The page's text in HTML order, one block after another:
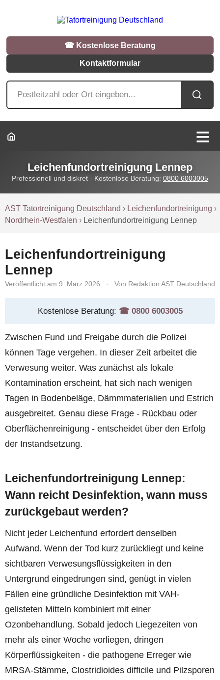
☎︎ Kostenlose Beratung
Kontaktformular
Leichenfundortreinigung Lennep
Professionell und diskret - Kostenlose Beratung: 0800 6003005
AST Tatortreinigung Deutschland › Leichenfundortreinigung ›
Nordrhein-Westfalen › Leichenfundortreinigung Lennep
Leichenfundortreinigung
Lennep
Veröffentlicht am 9. März 2026 · Von Redaktion AST Deutschland
Kostenlose Beratung: ☎︎ 0800 6003005
Zwischen Fund und Freigabe durch die Polizei
können Tage vergehen. In dieser Zeit arbeitet die
Verwesung weiter. Was zunächst als lokale
Kontamination erscheint, hat sich nach wenigen
Tagen in Bodenbeläge, Dämmmaterialien und Estrich
ausgebreitet. Genau diese Frage - Rückbau oder
Oberflächenreinigung - entscheidet über den Erfolg
der Instandsetzung.
Leichenfundortreinigung Lennep:
Wann reicht Desinfektion, wann muss
zurückgebaut werden?
Nicht jeder Leichenfund erfordert denselben
Aufwand. Wenn der Tod kurz zurückliegt und keine
sichtbaren Verwesungsflüssigkeiten in den
Untergrund eingedrungen sind, genügt in vielen
Fällen eine gründliche Desinfektion mit VAH-
gelisteten Mitteln kombiniert mit einer
Ozonbehandlung. Sobald jedoch Liegezeiten von
mehr als einer Woche vorliegen, dringen
Körperflüssigkeiten - die pathogene Erreger wie
MRSA-Stämme, Clostridioides difficile und Pilzsporen